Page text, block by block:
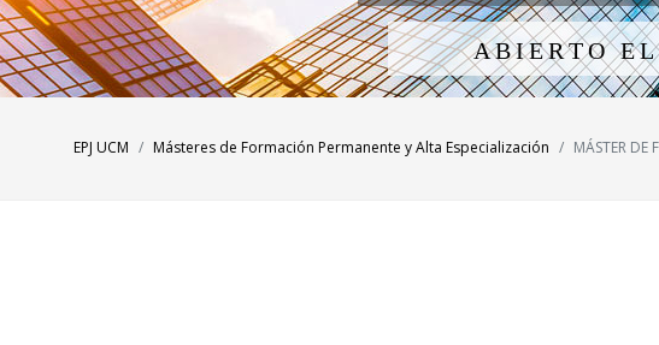
ABIERTO EL
EPJ UCM Másteres de Formación Permanente y Alta Especialización MÁSTER DE